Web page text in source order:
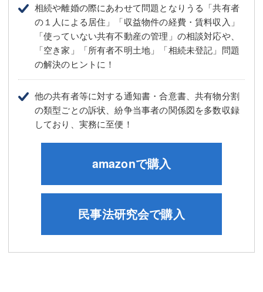
相続や離婚の際にあわせて問題となりうる「共有者
の１人による居住」「収益物件の経費・賃料収入」
「使っていない共有不動産の管理」の相談対応や、
「空き家」「所有者不明土地」「相続未登記」問題
の解決のヒントに！
他の共有者等に対する通知書・合意書、共有物分割
の類型ごとの訴状、紛争当事者の関係図を多数収録
しており、実務に至便！
民事法研究会で購入
amazonで購入